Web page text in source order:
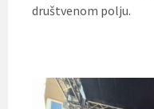
društvenom polju.